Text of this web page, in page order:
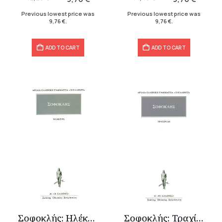
12,20 €.
9,76 €.
Previous lowest price was
9,76 €.
ADD TO CART
14,40 €.
9,76 €.
Previous lowest price was
9,76 €.
ADD TO CART
Σοφοκλής: Ηλέκτρα Σοφοκλής: Τραχίνιαι